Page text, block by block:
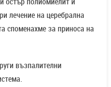
лечение на церебрална
споменахме за приноса на
възпалителни